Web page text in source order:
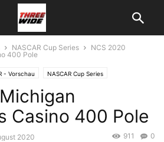
NASCAR Cup Series
NCS 2020
400 Pole
- Vorschau NASCAR Cup Series
Casino 400 Pole
2020 0
911